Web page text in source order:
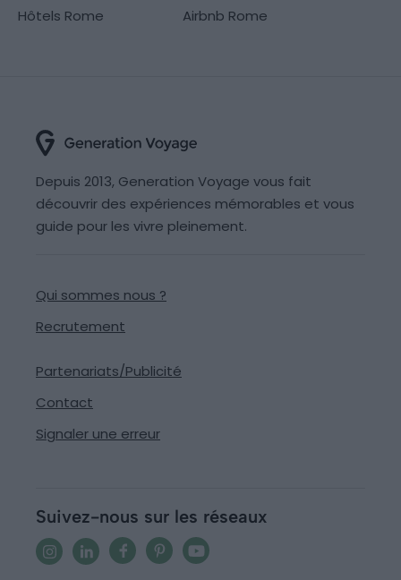
Hôtels Rome
Airbnb Rome
Depuis 2013, Generation Voyage vous fait
découvrir des expériences mémorables et vous
guide pour les vivre pleinement.
Qui sommes nous ?
Recrutement
Partenariats/Publicité
Contact
Signaler une erreur
Suivez-nous sur les réseaux